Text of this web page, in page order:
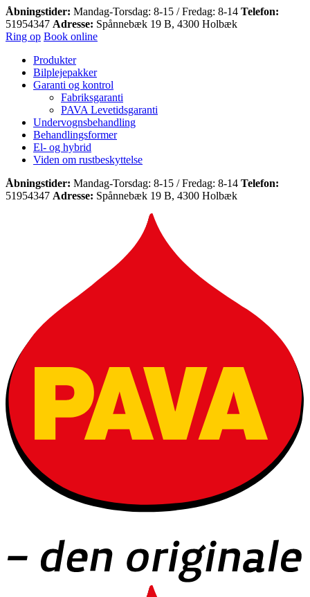
Åbningstider: Mandag-Torsdag: 8-15 / Fredag: 8-14 Telefon:
51954347 Adresse: Spånnebæk 19 B, 4300 Holbæk
Ring op Book online
Produkter
Bilplejepakker
Garanti og kontrol
Fabriksgaranti
PAVA Levetidsgaranti
Undervognsbehandling
Behandlingsformer
El- og hybrid
Viden om rustbeskyttelse
Åbningstider: Mandag-Torsdag: 8-15 / Fredag: 8-14 Telefon:
51954347 Adresse: Spånnebæk 19 B, 4300 Holbæk